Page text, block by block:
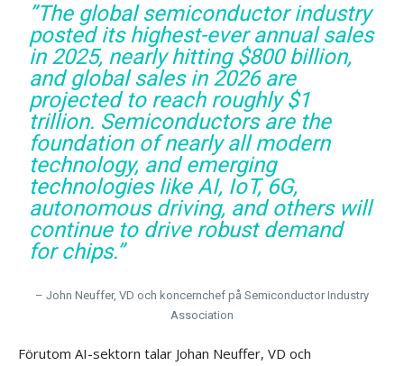
”The global semiconductor industry
posted its highest-ever annual sales
in 2025, nearly hitting $800 billion,
and global sales in 2026 are
projected to reach roughly $1
trillion. Semiconductors are the
foundation of nearly all modern
technology, and emerging
technologies like AI, IoT, 6G,
autonomous driving, and others will
continue to drive robust demand
for chips.”
– John Neuffer, VD och koncernchef på Semiconductor Industry
Association
Förutom AI-sektorn talar Johan Neuffer, VD och